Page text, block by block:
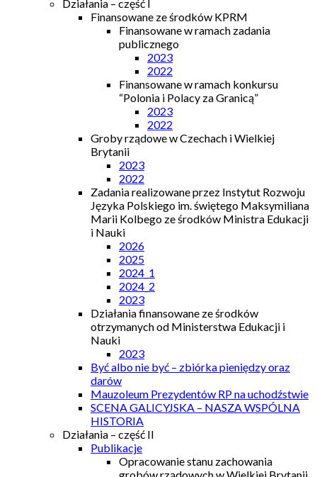
Działania – część I
Finansowane ze środków KPRM
Finansowane w ramach zadania
publicznego
2023
2022
Finansowane w ramach konkursu
“Polonia i Polacy za Granicą”
2023
2022
Groby rządowe w Czechach i Wielkiej
Brytanii
2023
2022
Zadania realizowane przez Instytut Rozwoju
Języka Polskiego im. świętego Maksymiliana
Marii Kolbego ze środków Ministra Edukacji
i Nauki
2026
2025
2024_1
2024_2
2023
Działania finansowane ze środków
otrzymanych od Ministerstwa Edukacji i
Nauki
2023
Być albo nie być – zbiórka pieniędzy oraz
darów
Mauzoleum Prezydentów RP na uchodźstwie
SCENA GALICYJSKA – NASZA WSPÓLNA
HISTORIA
Działania – część II
Publikacje
Opracowanie stanu zachowania